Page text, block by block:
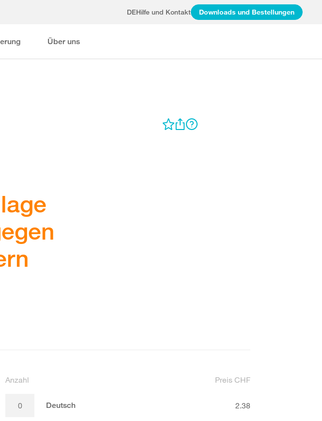
DEHilfe und Kontakt Downloads und Bestellungen
Über uns
Anzahl Preis CHF
Deutsch 2.38